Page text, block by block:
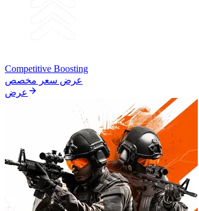
Competitive Boosting
عرض سعر مخصص
عرض